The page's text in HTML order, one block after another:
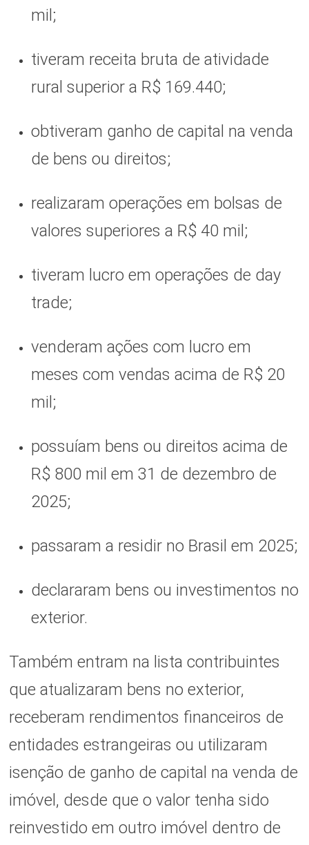
mil;
tiveram receita bruta de atividade
rural superior a R$ 169.440;
obtiveram ganho de capital na venda
de bens ou direitos;
realizaram operações em bolsas de
valores superiores a R$ 40 mil;
tiveram lucro em operações de day
trade;
venderam ações com lucro em
meses com vendas acima de R$ 20
mil;
possuíam bens ou direitos acima de
R$ 800 mil em 31 de dezembro de
2025;
passaram a residir no Brasil em 2025;
declararam bens ou investimentos no
exterior.
Também entram na lista contribuintes
que atualizaram bens no exterior,
receberam rendimentos financeiros de
entidades estrangeiras ou utilizaram
isenção de ganho de capital na venda de
imóvel, desde que o valor tenha sido
reinvestido em outro imóvel dentro de